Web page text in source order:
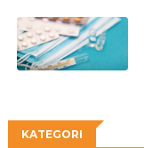
KATEGORI